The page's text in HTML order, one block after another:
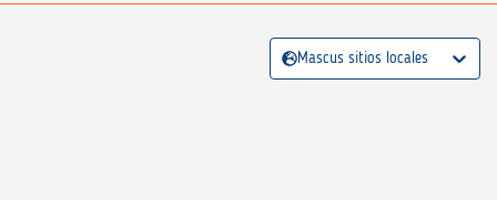
Mascus sitios locales